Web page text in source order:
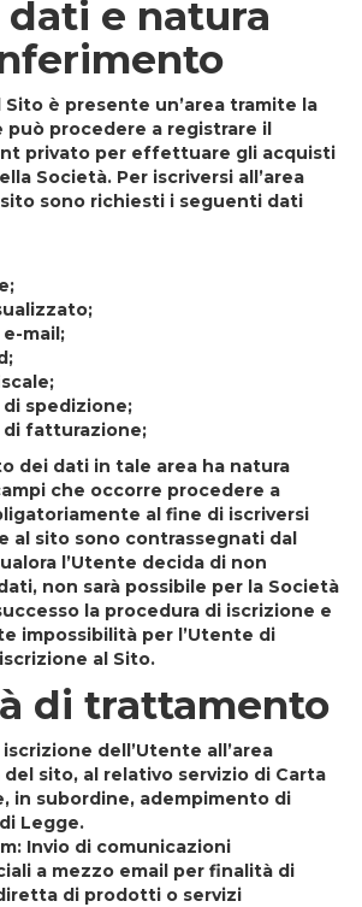
e natura
Sito è presente un’area tramite la
può procedere a registrare il
privato per effettuare gli acquisti
Società. Per iscriversi all’area
sono richiesti i seguenti dati
mail;
spedizione;
di fatturazione;
dei dati in tale area ha natura
che occorre procedere a
al fine di iscriversi
al sito sono contrassegnati dal
l’Utente decida di non
non sarà possibile per la Società
la procedura di iscrizione e
impossibilità per l’Utente di
al Sito.
di trattamento
dell’Utente all’area
del sito, al relativo servizio di Carta
in subordine, adempimento di
Legge.
: Invio di comunicazioni
a mezzo email per finalità di
di prodotti o servizi